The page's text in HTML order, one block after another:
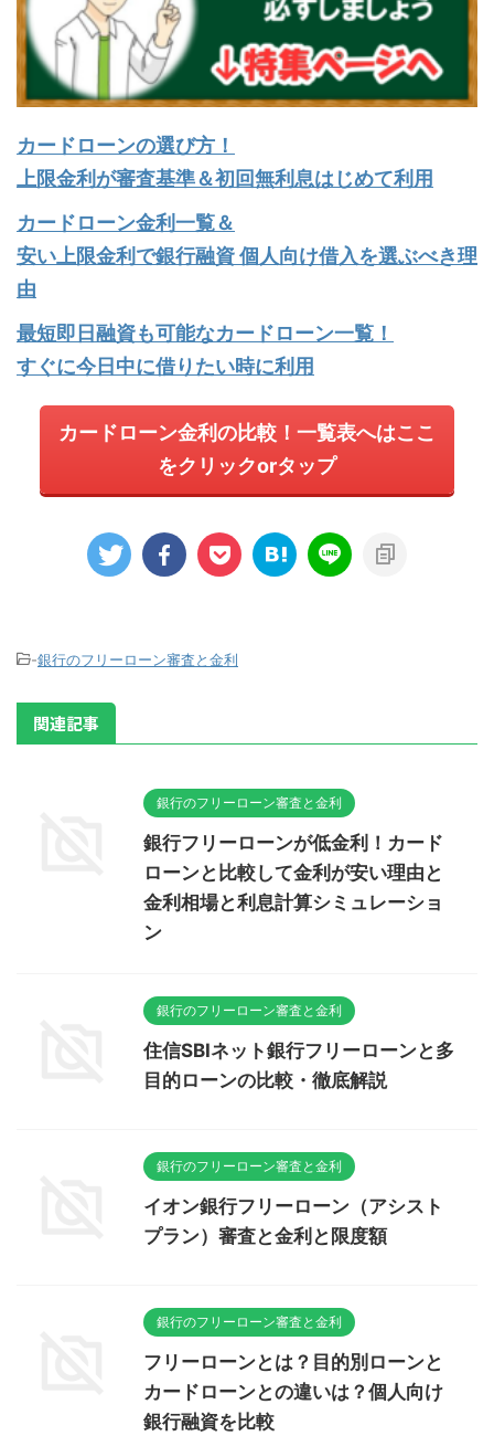
カードローンの選び方！
上限金利が審査基準＆初回無利息はじめて利用
カードローン金利一覧＆
安い上限金利で銀行融資 個人向け借入を選ぶべき理
由
最短即日融資も可能なカードローン一覧！
すぐに今日中に借りたい時に利用
カードローン金利の比較！一覧表へはここ
をクリックorタップ
-銀行のフリーローン審査と金利
関連記事
銀行のフリーローン審査と金利
銀行フリーローンが低金利！カード
ローンと比較して金利が安い理由と
金利相場と利息計算シミュレーショ
ン
銀行のフリーローン審査と金利
住信SBIネット銀行フリーローンと多
目的ローンの比較・徹底解説
銀行のフリーローン審査と金利
イオン銀行フリーローン（アシスト
プラン）審査と金利と限度額
銀行のフリーローン審査と金利
フリーローンとは？目的別ローンと
カードローンとの違いは？個人向け
銀行融資を比較